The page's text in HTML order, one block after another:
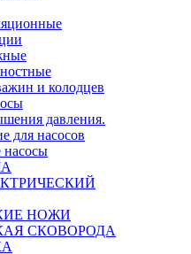
и колодцев
давления.
для насосов
НОЖИ
СКОВОРОДА